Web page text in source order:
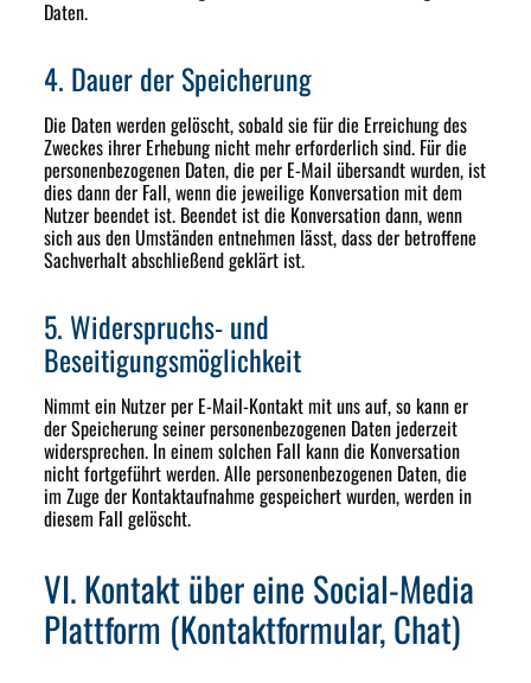
Daten.
4. Dauer der Speicherung
Die Daten werden gelöscht, sobald sie für die Erreichung des
Zweckes ihrer Erhebung nicht mehr erforderlich sind. Für die
personenbezogenen Daten, die per E-Mail übersandt wurden, ist
dies dann der Fall, wenn die jeweilige Konversation mit dem
Nutzer beendet ist. Beendet ist die Konversation dann, wenn
sich aus den Umständen entnehmen lässt, dass der betroffene
Sachverhalt abschließend geklärt ist.
5. Widerspruchs- und
Beseitigungsmöglichkeit
Nimmt ein Nutzer per E-Mail-Kontakt mit uns auf, so kann er
der Speicherung seiner personenbezogenen Daten jederzeit
widersprechen. In einem solchen Fall kann die Konversation
nicht fortgeführt werden. Alle personenbezogenen Daten, die
im Zuge der Kontaktaufnahme gespeichert wurden, werden in
diesem Fall gelöscht.
VI. Kontakt über eine Social-Media
Plattform (Kontaktformular, Chat)